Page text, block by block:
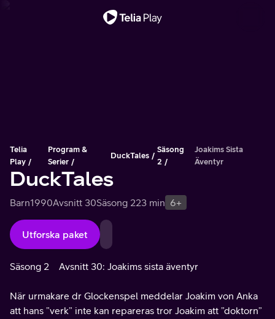
Telia
Play
Program &
Serier
DuckTales
Säsong
2
Joakims Sista
Äventyr
DuckTales
Barn1990Avsnitt 30Säsong 223 min 6+
Utforska paket
Säsong 2 Avsnitt 30: Joakims sista äventyr
När urmakare dr Glockenspel meddelar Joakim von Anka
att hans ”verk” inte kan repareras tror Joakim att ”doktorn”